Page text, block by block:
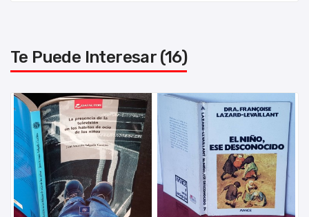
Te Puede Interesar (16)